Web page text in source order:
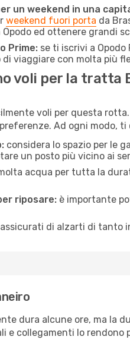
un weekend in una
weekend fuori porta da
ed ottenere grandi
Prime: se ti iscrivi a Opodo
viaggiare con molta più
voli per la tratta
voli per questa
Ad ogni modo, ti
considera lo spazio per le
un posto più vicino ai
acqua per tutta la
riposare: è importante
assicurati di alzarti di tanto
dura alcune ore, ma la
e collegamenti lo rendono